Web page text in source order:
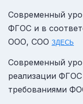
Современный
ФГОС и в
ООО, СОО ЗДЕСЬ
Современный
реализации
требованиями